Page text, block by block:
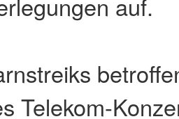
Telekom-